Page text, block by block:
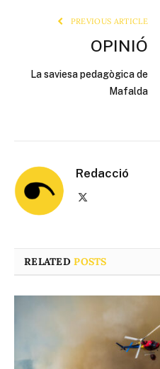
PREVIOUS ARTICLE
OPINIÓ
La saviesa pedagògica de
Mafalda
Redacció
RELATEDPOSTS